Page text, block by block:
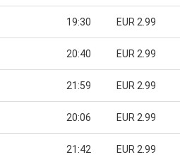
19:30 EUR 2.99
20:40 EUR 2.99
21:59 EUR 2.99
20:06 EUR 2.99
21:42 EUR 2.99